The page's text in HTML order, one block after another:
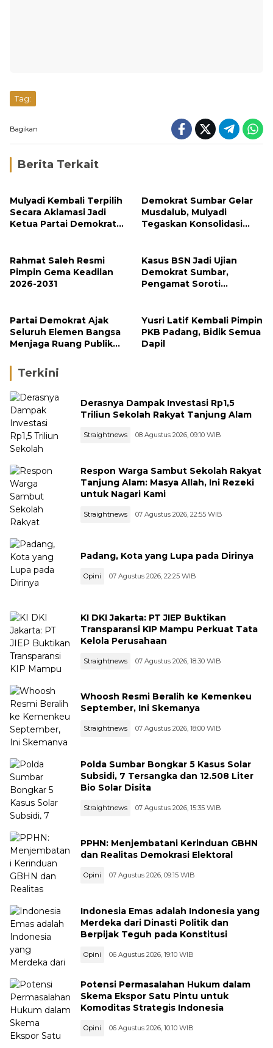
Tag:
Bagikan
Berita Terkait
Mulyadi Kembali Terpilih
Secara Aklamasi Jadi
Ketua Partai Demokrat
Demokrat Sumbar Gelar
Musdalub, Mulyadi
Tegaskan Konsolidasi
Rahmat Saleh Resmi
Pimpin Gema Keadilan
2026-2031
Kasus BSN Jadi Ujian
Demokrat Sumbar,
Pengamat Soroti
Bermasalah
Partai Demokrat Ajak
Seluruh Elemen Bangsa
Menjaga Ruang Publik
Beradab
Yusri Latif Kembali Pimpin
PKB Padang, Bidik Semua
Dapil
Terkini
Derasnya Dampak Investasi Rp1,5
Triliun Sekolah Rakyat Tanjung Alam
Straightnews 08 Agustus 2026, 09:10 WIB
Respon Warga Sambut Sekolah Rakyat
Tanjung Alam: Masya Allah, Ini Rezeki
untuk Nagari Kami
Straightnews 07 Agustus 2026, 22:55 WIB
Padang, Kota yang Lupa pada Dirinya
Opini 07 Agustus 2026, 22:25 WIB
KI DKI Jakarta: PT JIEP Buktikan
Transparansi KIP Mampu Perkuat Tata
Kelola Perusahaan
Straightnews 07 Agustus 2026, 18:30 WIB
Whoosh Resmi Beralih ke Kemenkeu
September, Ini Skemanya
Straightnews 07 Agustus 2026, 18:00 WIB
Polda Sumbar Bongkar 5 Kasus Solar
Subsidi, 7 Tersangka dan 12.508 Liter
Bio Solar Disita
Straightnews 07 Agustus 2026, 15:35 WIB
PPHN: Menjembatani Kerinduan GBHN
dan Realitas Demokrasi Elektoral
Opini 07 Agustus 2026, 09:15 WIB
Indonesia Emas adalah Indonesia yang
Merdeka dari Dinasti Politik dan
Berpijak Teguh pada Konstitusi
Opini 06 Agustus 2026, 19:10 WIB
Potensi Permasalahan Hukum dalam
Skema Ekspor Satu Pintu untuk
Komoditas Strategis Indonesia
Opini 06 Agustus 2026, 10:10 WIB